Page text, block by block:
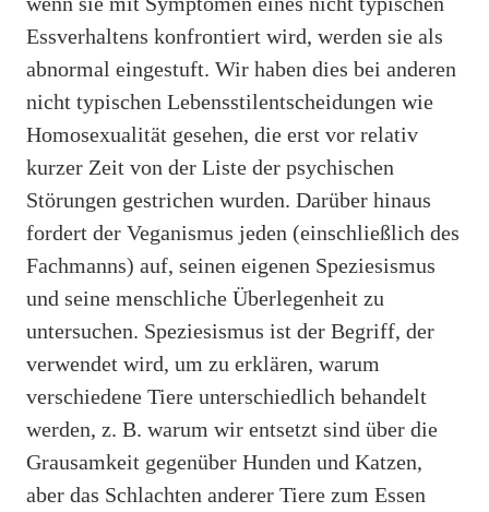
Essverhaltens konfrontiert wird, werden sie als
abnormal eingestuft. Wir haben dies bei anderen
nicht typischen Lebensstilentscheidungen wie
Homosexualität gesehen, die erst vor relativ
kurzer Zeit von der Liste der psychischen
Störungen gestrichen wurden. Darüber hinaus
fordert der Veganismus jeden (einschließlich des
Fachmanns) auf, seinen eigenen Speziesismus
und seine menschliche Überlegenheit zu
untersuchen. Speziesismus ist der Begriff, der
verwendet wird, um zu erklären, warum
verschiedene Tiere unterschiedlich behandelt
werden, z. B. warum wir entsetzt sind über die
Grausamkeit gegenüber Hunden und Katzen,
aber das Schlachten anderer Tiere zum Essen